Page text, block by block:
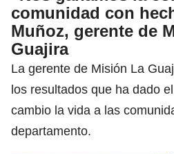
comunidad con
Muñoz, gerente de
Guajira
La gerente de Misión La
los resultados que ha dado
cambio la vida a las
departamento.